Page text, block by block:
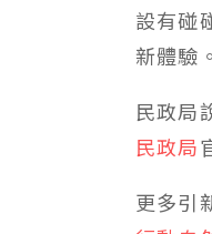
設有碰
新體驗。
民政局
民政局
更多引